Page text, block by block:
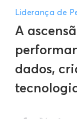
A
dados,
Liderança de